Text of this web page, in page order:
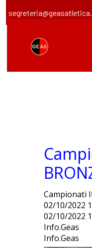
Campionati
02/10/2022
02/10/2022
Info.Geas
Info.Geas